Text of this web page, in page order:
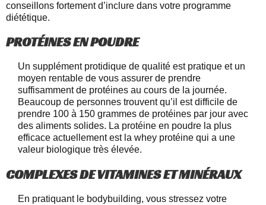
conseillons fortement d’inclure dans votre programme
diététique.
PROTÉINES EN POUDRE
Un supplément protidique de qualité est pratique et un
moyen rentable de vous assurer de prendre
suffisamment de protéines au cours de la journée.
Beaucoup de personnes trouvent qu’il est difficile de
prendre 100 à 150 grammes de protéines par jour avec
des aliments solides. La protéine en poudre la plus
efficace actuellement est la whey protéine qui a une
valeur biologique très élevée.
COMPLEXES DE VITAMINES ET MINÉRAUX
En pratiquant le bodybuilding, vous stressez votre